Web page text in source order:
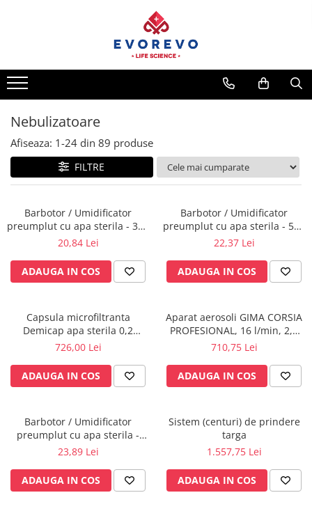
Nebulizatoare
Concentratoare oxigen
Senzori SpO2
Pulsoximetre
Capnometre
Lampi operatie
Negatoscoape
Holter EKG
Injectomate
CPAP si AUTOCPAP
Instalatii gaze medicinale
Statii gaze medicinale
Prize gaze medicinale
Regulatoare presiune gaze
medicinale
Butelii gaze medicale
Termometre
Higrometre
Nebulizatoare
Afiseaza: 1-24 din 89 produse
FILTRE
Barbotor / Umidificator
preumplut cu apa sterila - 350
ml - Amsino
20,84 Lei
ADAUGA IN COS
Barbotor / Umidificator
preumplut cu apa sterila - 550
ml - Amsino
22,37 Lei
ADAUGA IN COS
Capsula microfiltranta
Demicap apa sterila 0,2
microni 60 cicluri cu gat gros
726,00 Lei
ADAUGA IN COS
Aparat aerosoli GIMA CORSIA
PROFESIONAL, 16 l/min, 2,5
Bar
710,75 Lei
ADAUGA IN COS
Barbotor / Umidificator
preumplut cu apa sterila -
AquaPak 340 ml - Hudson RCI
23,89 Lei
ADAUGA IN COS
Sistem (centuri) de prindere
targa
1.557,75 Lei
ADAUGA IN COS